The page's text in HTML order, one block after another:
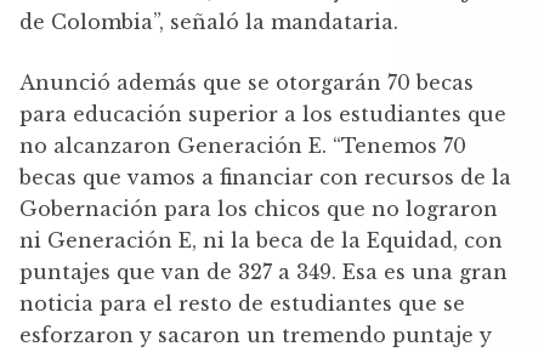
de Colombia”, señaló la mandataria.
Anunció además que se otorgarán 70 becas
para educación superior a los estudiantes que
no alcanzaron Generación E. “Tenemos 70
becas que vamos a financiar con recursos de la
Gobernación para los chicos que no lograron
ni Generación E, ni la beca de la Equidad, con
puntajes que van de 327 a 349. Esa es una gran
noticia para el resto de estudiantes que se
esforzaron y sacaron un tremendo puntaje y